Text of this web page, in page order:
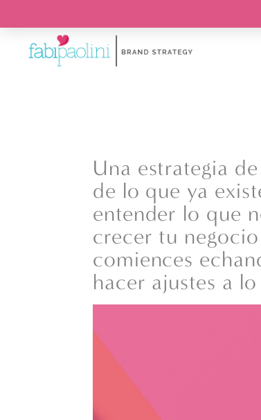
Una estrategia
de lo que ya
entender lo que
crecer tu
comiences
hacer ajustes a